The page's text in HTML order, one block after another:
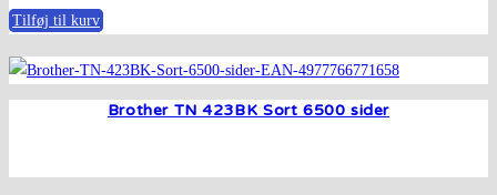
Tilføj til kurv
Brother TN 423BK Sort 6500 sider